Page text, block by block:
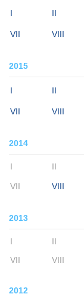
I II
VII VIII
2015
I II
VII VIII
2014
I II
VII VIII
2013
I II
VII
VIII
2012